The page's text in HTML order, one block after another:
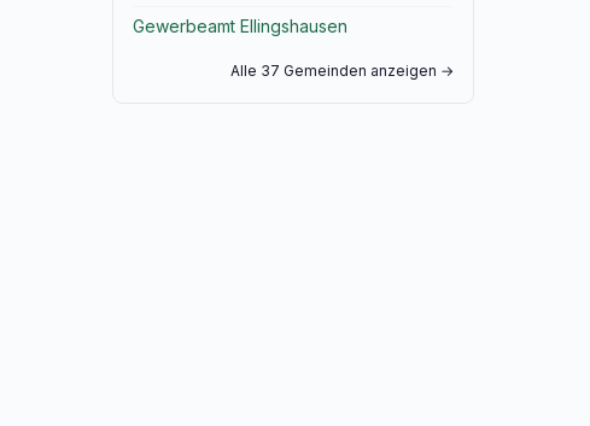
Gewerbeamt Ellingshausen
Alle 37 Gemeinden anzeigen →